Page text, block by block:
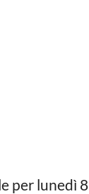
per lunedì 8